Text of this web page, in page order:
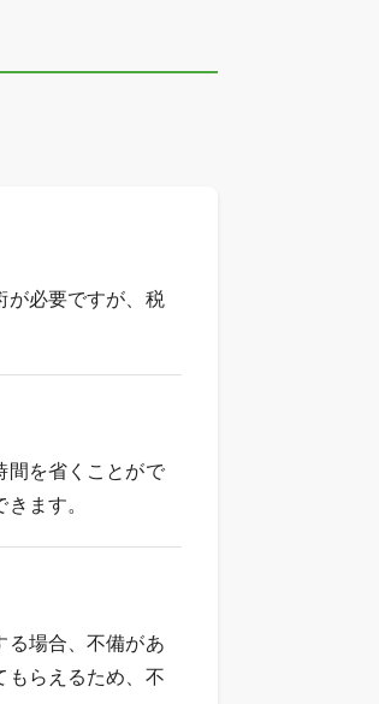
が必要ですが、税
間を省くことがで
ます。
る場合、不備があ
もらえるため、不